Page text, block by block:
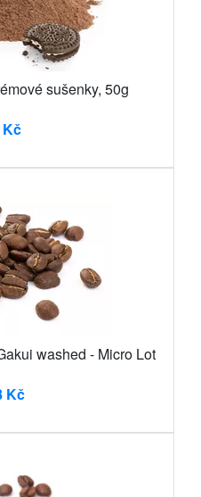
sušenky, 50g
Kč
washed - Micro Lot
Kč